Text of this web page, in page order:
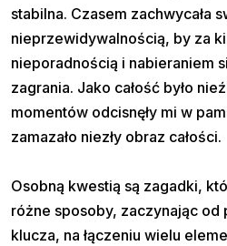
stabilna. Czasem zachwycała
nieprzewidywalnością, by za
nieporadnością i nabieraniem
zagrania. Jako całość było
momentów odcisnęły mi w
zamazało niezły obraz całości.
Osobną kwestią są zagadki,
różne sposoby, zaczynając od
klucza, na łączeniu wielu